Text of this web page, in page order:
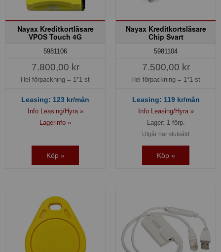
Nayax Kreditkortläsare
VPOS Touch 4G
5981106
7.800,00 kr
Hel förpackning = 1*1 st
Leasing: 123 kr/mån
Info Leasing/Hyra »
Lagerinfo »
Köp »
Nayax Kreditkortsläsare
Chip Svart
5981104
7.500,00 kr
Hel förpackning = 1*1 st
Leasing: 119kr/mån
Info Leasing/Hyra »
Lager: 1 förp.
Utgår när slutsåld
Köp »